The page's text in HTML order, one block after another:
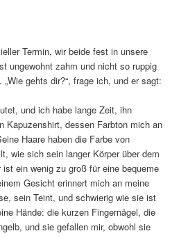
Termin, wir beide fest in unsere
ungewohnt zahm und nicht so ruppig
gehts dir?“, frage ich, und er sagt:
und ich habe lange Zeit, ihn
Kapuzenshirt, dessen Farbton mich an
Haare haben die Farbe von
wie sich sein langer Körper über dem
ein wenig zu groß für eine bequeme
Gesicht erinnert mich an meine
sein Teint, und schwierig wie sie ist
Hände: die kurzen Fingernägel, die
und sie gefallen mir, obwohl sie